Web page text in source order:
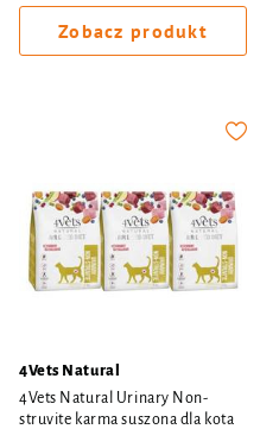
Zobacz produkt
4Vets Natural
4Vets Natural Urinary Non-
struvite karma suszona dla kota